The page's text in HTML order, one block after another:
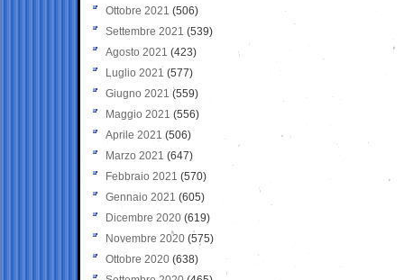
Ottobre 2021 (506)
Settembre 2021 (539)
Agosto 2021 (423)
Luglio 2021 (577)
Giugno 2021(559)
Maggio 2021 (556)
Aprile 2021 (506)
Marzo 2021 (647)
Febbraio 2021 (570)
Gennaio 2021 (605)
Dicembre 2020 (619)
Novembre 2020 (575)
Ottobre 2020 (638)